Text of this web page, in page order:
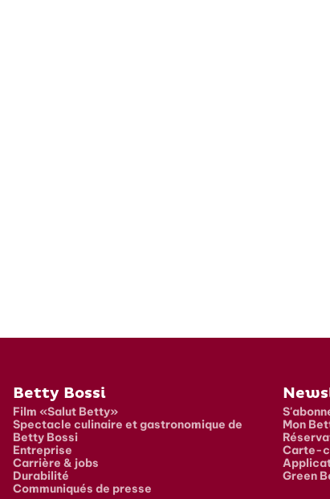
Pied de page
Betty Bossi
Film «Salut Betty»
Spectacle culinaire et gastronomique de
Betty Bossi
Entreprise
Carrière & jobs
Durabilité
Communiqués de presse
Mon
Carte-
Green